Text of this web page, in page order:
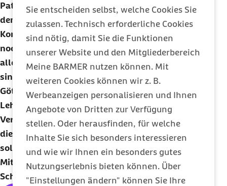
Sie entscheiden selbst, welche Cookies Sie
zulassen. Technisch erforderliche Cookies
sind nötig, damit Sie die Funktionen
unserer Website und den Mitgliederbereich
Meine BARMER nutzen können. Mit
weiteren Cookies können wir z. B.
Werbeanzeigen personalisieren und Ihnen
Angebote von Dritten zur Verfügung
stellen. Oder herausfinden, für welche
Inhalte Sie sich besonders interessieren
und wie wir Ihnen ein besonders gutes
Nutzungserlebnis bieten können. Über
"Einstellungen ändern" können Sie Ihre
Patienten-Verhältnis, findet ihren Ursprung in
dem Text, ebenso wie das Verbot zu sexuellen
Kontakten zu den Patienten. Über diese heute
noch aktuellen Aspekte hinaus enthält der Text
allerdings auch Abschnitte, die mehr von Belang
sind. Dazu gehört die Anrufung griechischer
Götter als Zeugen oder die Verpflichtung, seinen
Lehrer finanziell gut zu versorgen. Als
Verhaltensregeln enthält der Codex auch Punkte,
die heute weiter umstritten sind: Patienten
sollten, auch auf Verlangen, keine tödlichen
Mittel verabreicht bekommen und auch
Schwangerschaftsabbrüche waren verboten.